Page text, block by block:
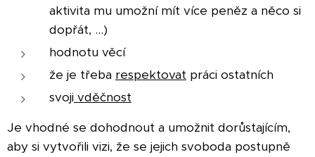
aktivita mu umožní mít více peněz a něco si
dopřát, ...)
hodnotu věcí
že je třeba respektovat práci ostatních
svoji vděčnost
Je vhodné se dohodnout a umožnit dorůstajícím,
aby si vytvořili vizi, že se jejich svoboda postupně